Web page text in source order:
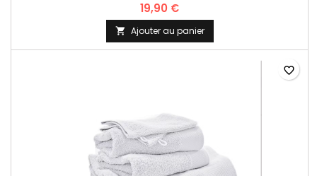
19,90 €
 Ajouter au panier
favorite_border